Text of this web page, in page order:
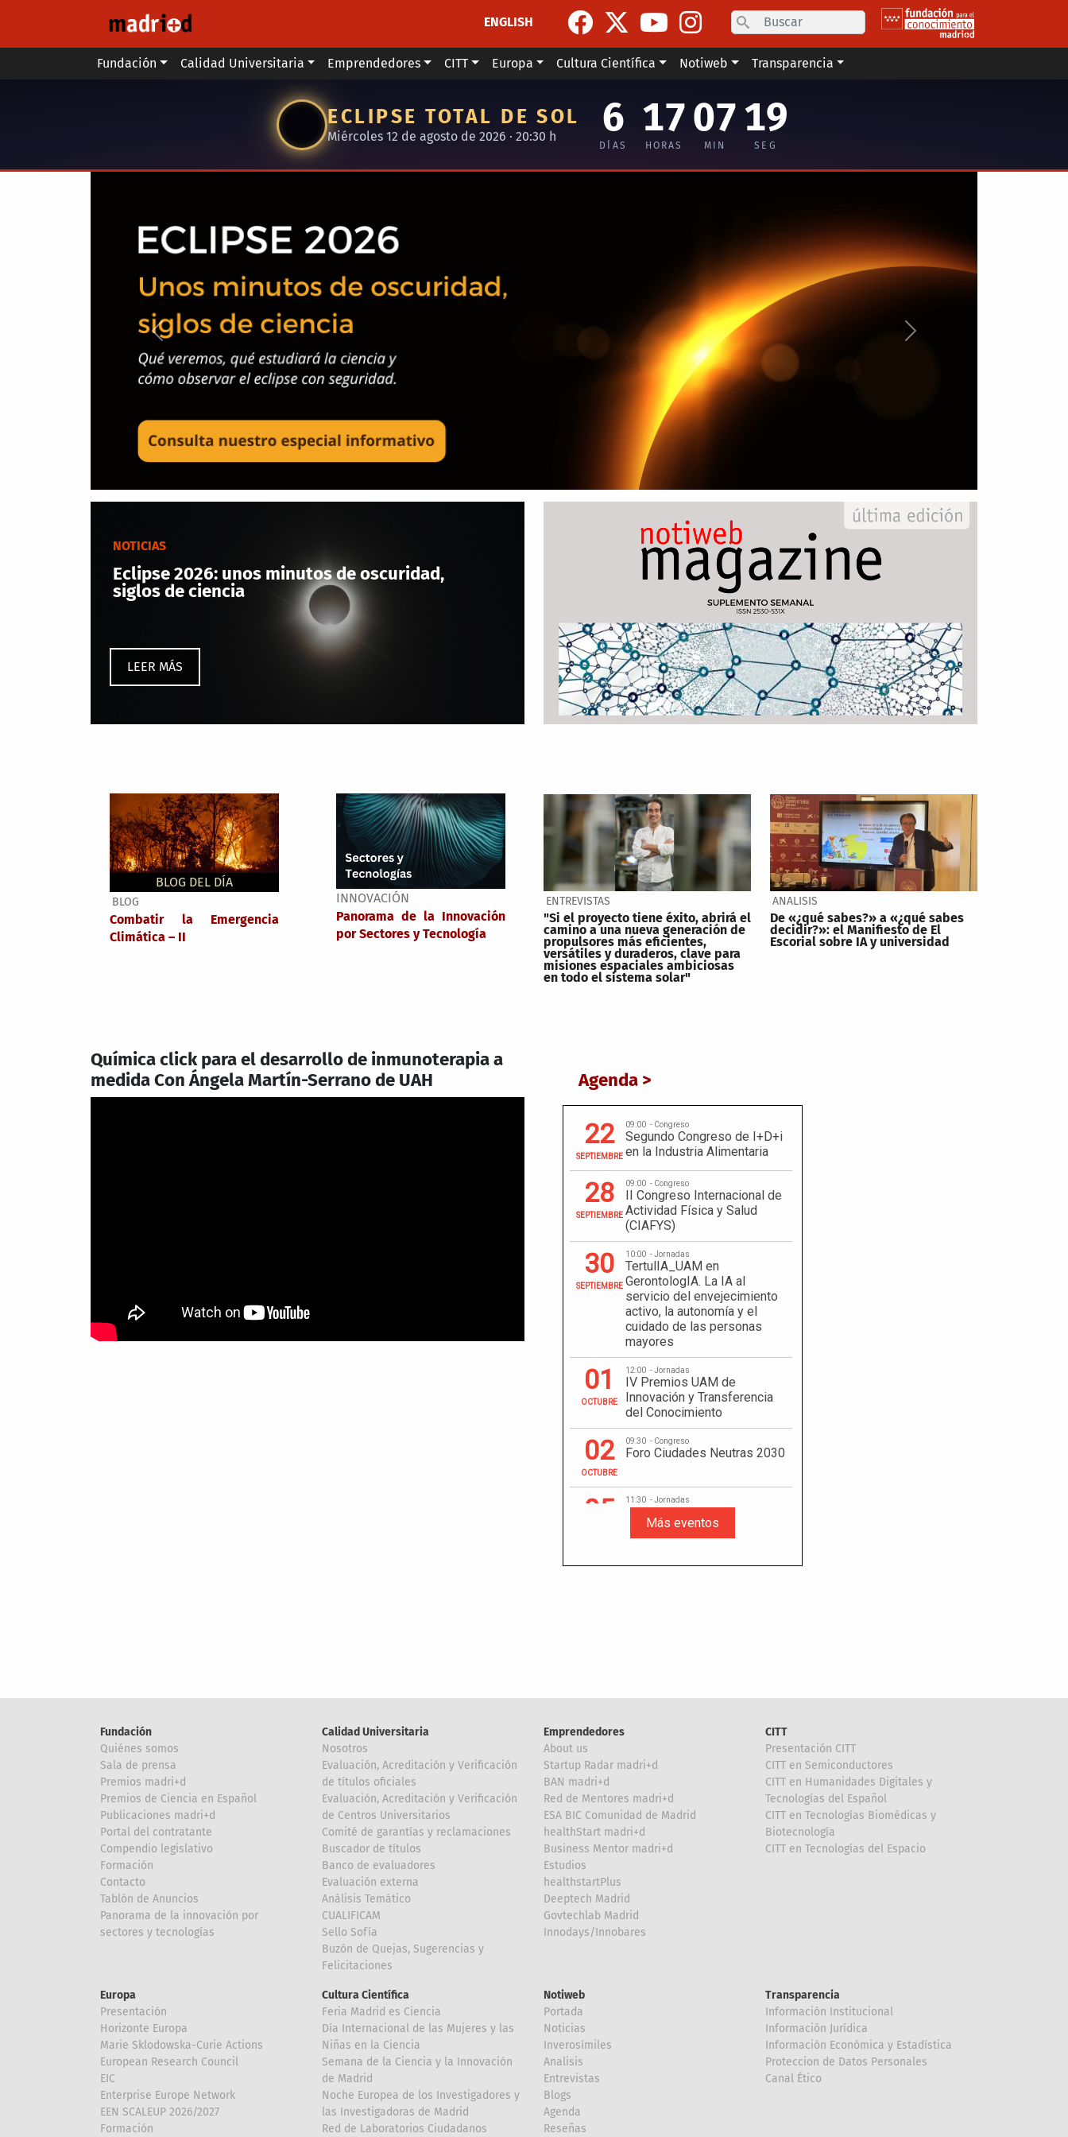
ENGLISH
Search
Main menu
Fundación Calidad Universitaria Emprendedores CITT Europa Cultura Científica Notiweb Transparencia
ECLIPSE TOTAL DE SOL
Miércoles 12 de agosto de 2026 · 20:30 h 6
DÍAS
17
HORAS
07
MIN
18
SEG
Anterior Siguiente
NOTICIAS
Eclipse 2026: unos minutos de oscuridad,
siglos de ciencia
LEER MÁS
BLOG DEL DÍA
BLOG
Combatir la Emergencia
Climática – II
INNOVACIÓN
Panorama de la Innovación
por Sectores y Tecnología
ENTREVISTAS
"Si el proyecto tiene éxito, abrirá el
camino a una nueva generación de
propulsores más eficientes,
versátiles y duraderos, clave para
misiones espaciales ambiciosas
en todo el sistema solar"
ANALISIS
De «¿qué sabes?» a «¿qué sabes
decidir?»: el Manifiesto de El
Escorial sobre IA y universidad
Química click para el desarrollo de inmunoterapia a
medida Con Ángela Martín-Serrano de UAH
Agenda >
Fundación
Quiénes somos
Sala de prensa
Premios madri+d
Premios de Ciencia en Español
Publicaciones madri+d
Portal del contratante
Compendio legislativo
Formación
Contacto
Tablón de Anuncios
Panorama de la innovación por
sectores y tecnologías
Calidad Universitaria
Nosotros
Evaluación, Acreditación y Verificación
de títulos oficiales
Evaluación, Acreditación y Verificación
de Centros Universitarios
Comité de garantías y reclamaciones
Buscador de títulos
Banco de evaluadores
Evaluación externa
Análisis Temático
CUALIFICAM
Sello Sofía
Buzón de Quejas, Sugerencias y
Felicitaciones
Emprendedores
About us
Startup Radar madri+d
BAN madri+d
Red de Mentores madri+d
ESA BIC Comunidad de Madrid
healthStart madri+d
Business Mentor madri+d
Estudios
healthstartPlus
Deeptech Madrid
Govtechlab Madrid
Innodays/Innobares
CITT
Presentación CITT
CITT en Semiconductores
CITT en Humanidades Digitales y
Tecnologías del Español
CITT en Tecnologías Biomédicas y
Biotecnología
CITT en Tecnologías del Espacio
Europa
Presentación
Horizonte Europa
Marie Sklodowska-Curie Actions
European Research Council
EIC
Enterprise Europe Network
EEN SCALEUP 2026/2027
Formación
Cultura Científica
Feria Madrid es Ciencia
Día Internacional de las Mujeres y las
Niñas en la Ciencia
Semana de la Ciencia y la Innovación
de Madrid
Noche Europea de los Investigadores y
las Investigadoras de Madrid
Red de Laboratorios Ciudadanos
Notiweb
Portada
Noticias
Inverosímiles
Analisis
Entrevistas
Blogs
Agenda
Reseñas
Transparencia
Información Institucional
Información Jurídica
Información Económica y Estadística
Proteccion de Datos Personales
Canal Ético